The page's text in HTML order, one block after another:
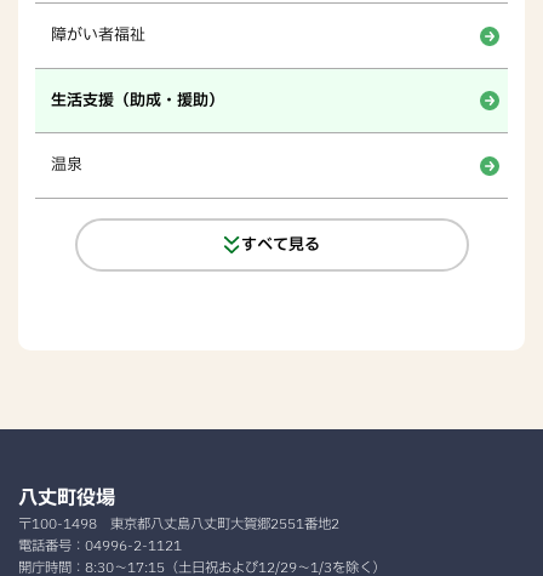
障がい者福祉
生活支援（助成・援助）
温泉
すべて見る
八丈町役場
〒100-1498 東京都八丈島八丈町大賀郷2551番地2
電話番号： 04996-2-1121
開庁時間： 8:30～17:15（土日祝および12/29～1/3を除く）